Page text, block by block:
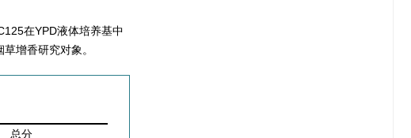
在YPD液体培养基中
增香研究对象。
总分